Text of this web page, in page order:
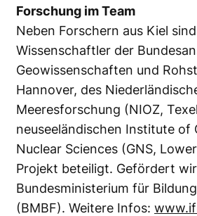
Forschung im Team
Neben Forschern aus Kiel
Wissenschaftler der
Geowissenschaften und
Hannover, des
Meeresforschung (NIOZ,
neuseeländischen Institute of
Nuclear Sciences (GNS,
Projekt beteiligt. Gefördert
Bundesministerium für
(BMBF). Weitere Infos: